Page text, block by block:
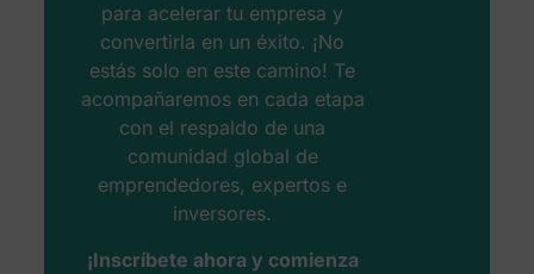
para acelerar tu empresa y
convertirla en un éxito. ¡No
estás solo en este camino! Te
acompañaremos en cada etapa
con el respaldo de una
comunidad global de
emprendedores, expertos e
inversores.
¡Inscríbete ahora y comienza